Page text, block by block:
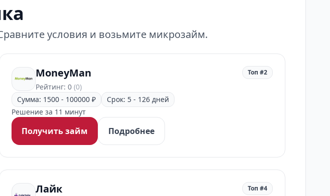
условия и возьмите микрозайм.
MoneyMan
Рейтинг: 0 (0)
Топ #2
Сумма: 1500 - 100000 ₽
Срок: 5 - 126 дней
Решение за 11 минут
Получить займ Подробнее
Лайк Топ #4